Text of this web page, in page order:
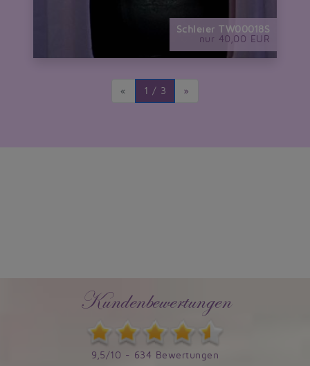
Schleier TW00018S
nur 40,00 EUR
« 1 / 3 »
Kundenbewertungen
9,5/10 - 634 Bewertungen